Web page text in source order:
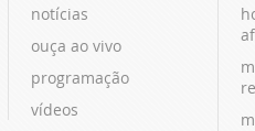
notícias
ouça ao vivo
programação
vídeos